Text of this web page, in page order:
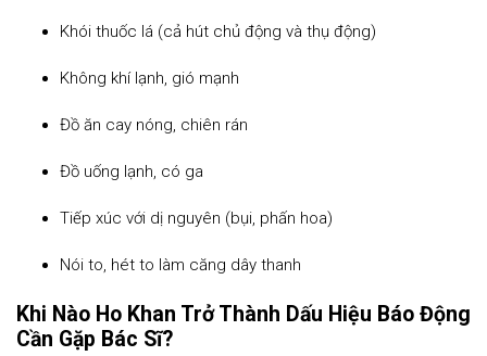
Khói thuốc lá (cả hút chủ động và thụ động)
Không khí lạnh, gió mạnh
Đồ ăn cay nóng, chiên rán
Đồ uống lạnh, có ga
Tiếp xúc với dị nguyên (bụi, phấn hoa)
Nói to, hét to làm căng dây thanh
Khi Nào Ho Khan Trở Thành Dấu Hiệu Báo Động
Cần Gặp Bác Sĩ?